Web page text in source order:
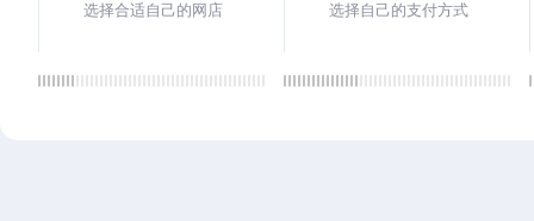
选择合适自己的网店 选择自己的支付方式